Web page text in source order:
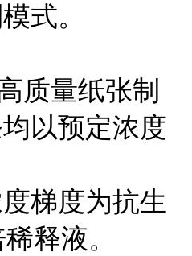
式。
质量纸张制
以预定浓度
梯度为抗生
释液。